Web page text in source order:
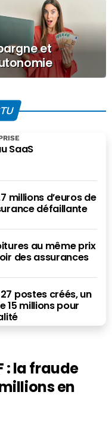
et
: un
femmes-
SaaS
millions d’euros de
défaillante
au même prix
des assurances
postes créés, un
15 millions pour
: la fraude
en